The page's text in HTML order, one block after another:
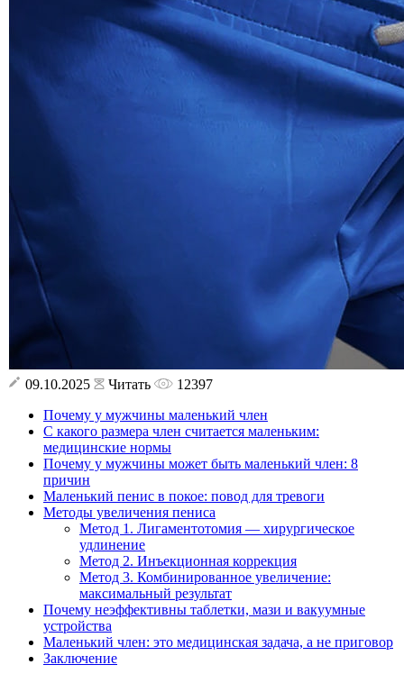
09.10.2025 Читать
12397
Почему у мужчины маленький член
С какого размера член считается маленьким:
медицинские нормы
Почему у мужчины может быть маленький член: 8
причин
Маленький пенис в покое: повод для тревоги
Методы увеличения пениса
Метод 1. Лигаментотомия — хирургическое
удлинение
Метод 2. Инъекционная коррекция
Метод 3. Комбинированное увеличение:
максимальный результат
Почему неэффективны таблетки, мази и вакуумные
устройства
Маленький член: это медицинская задача, а не приговор
Заключение